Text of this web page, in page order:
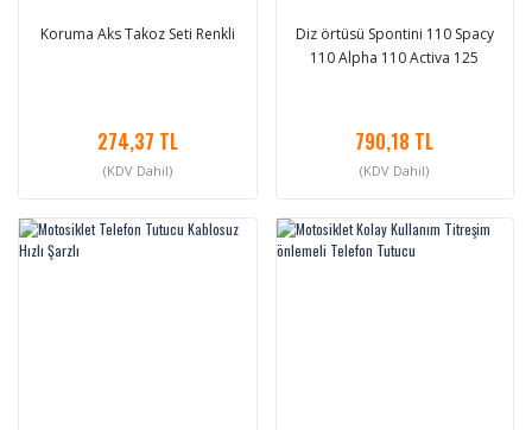
Koruma Aks Takoz Seti Renkli
274,37 TL
(KDV Dahil)
Diz örtüsü Spontini 110 Spacy
110 Alpha 110 Activa 125
790,18 TL
(KDV Dahil)